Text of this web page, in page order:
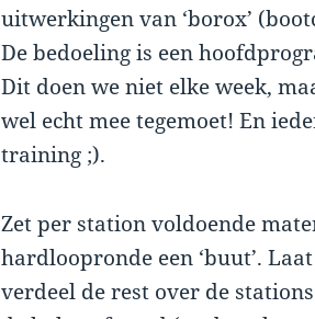
uitwerkingen van ‘borox’
De bedoeling is een
Dit doen we niet elke week,
wel echt mee tegemoet! En
training ;).
Zet per station voldoende
hardloopronde een ‘buut’.
verdeel de rest over de